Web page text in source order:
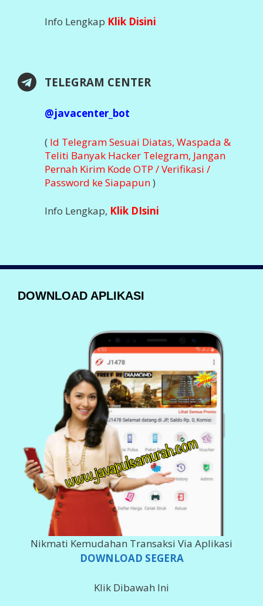
Info Lengkap Klik Disini
TELEGRAM CENTER
@javacenter_bot
( Id Telegram Sesuai Diatas, Waspada &
Teliti Banyak Hacker Telegram, Jangan
Pernah Kirim Kode OTP / Verifikasi /
Password ke Siapapun)
Info Lengkap, Klik DIsini
DOWNLOAD APLIKASI
Nikmati Kemudahan Transaksi Via Aplikasi
DOWNLOAD SEGERA
Klik Dibawah Ini